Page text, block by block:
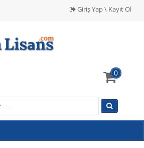
Giriş Yap \ Kayıt Ol
0